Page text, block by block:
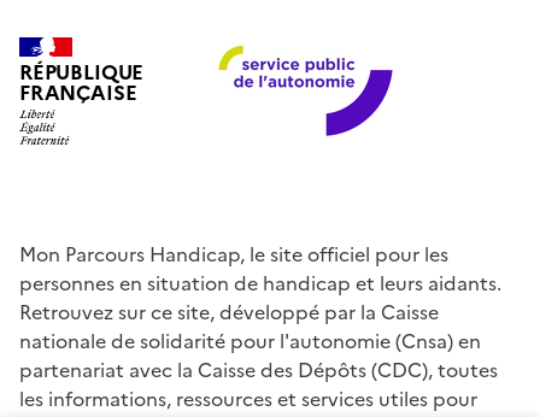
RÉPUBLIQUE
FRANÇAISE
Mon Parcours Handicap, le site officiel pour les
personnes en situation de handicap et leurs aidants.
Retrouvez sur ce site, développé par la Caisse
nationale de solidarité pour l'autonomie (Cnsa) en
partenariat avec la Caisse des Dépôts (CDC), toutes
les informations, ressources et services utiles pour